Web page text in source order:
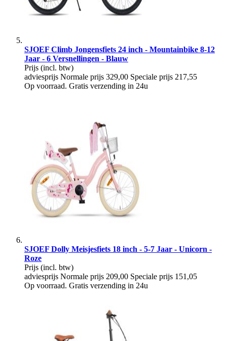
SJOEF Climb Jongensfiets 24 inch - Mountainbike 8-12
Jaar - 6 Versnellingen - Blauw
Prijs (incl. btw)
adviesprijs Normale prijs 329,00 Speciale prijs 217,55
Op voorraad. Gratis verzending in 24u
SJOEF Dolly Meisjesfiets 18 inch - 5-7 Jaar - Unicorn -
Roze
Prijs (incl. btw)
adviesprijs Normale prijs 209,00 Speciale prijs 151,05
Op voorraad. Gratis verzending in 24u